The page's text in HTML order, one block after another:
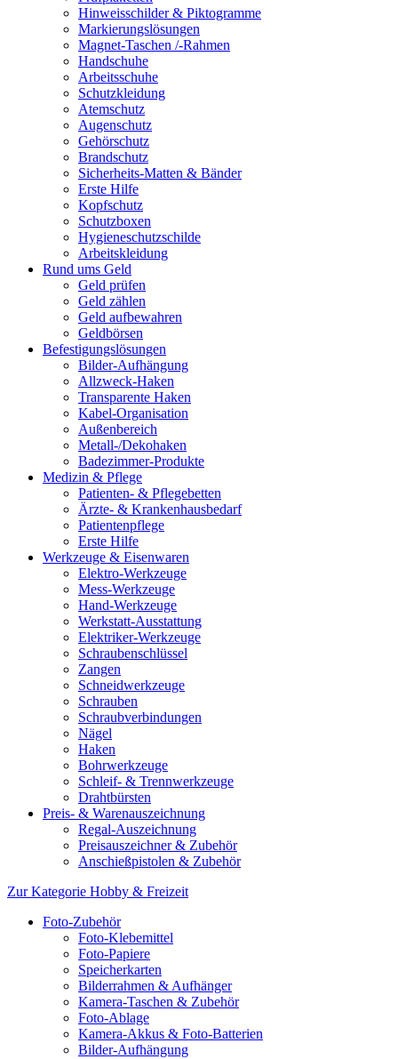
Hinweisschilder & Piktogramme
Markierungslösungen
Magnet-Taschen /-Rahmen
Handschuhe
Arbeitsschuhe
Schutzkleidung
Atemschutz
Augenschutz
Gehörschutz
Brandschutz
Sicherheits-Matten & Bänder
Erste Hilfe
Kopfschutz
Schutzboxen
Hygieneschutzschilde
Arbeitskleidung
Rund ums Geld
Geld prüfen
Geld zählen
Geld aufbewahren
Geldbörsen
Befestigungslösungen
Bilder-Aufhängung
Allzweck-Haken
Transparente Haken
Kabel-Organisation
Außenbereich
Metall-/Dekohaken
Badezimmer-Produkte
Medizin & Pflege
Patienten- & Pflegebetten
Ärzte- & Krankenhausbedarf
Patientenpflege
Erste Hilfe
Werkzeuge & Eisenwaren
Elektro-Werkzeuge
Mess-Werkzeuge
Hand-Werkzeuge
Werkstatt-Ausstattung
Elektriker-Werkzeuge
Schraubenschlüssel
Zangen
Schneidwerkzeuge
Schrauben
Schraubverbindungen
Nägel
Haken
Bohrwerkzeuge
Schleif- & Trennwerkzeuge
Drahtbürsten
Preis- & Warenauszeichnung
Regal-Auszeichnung
Preisauszeichner & Zubehör
Anschießpistolen & Zubehör
Zur Kategorie Hobby & Freizeit
Foto-Zubehör
Foto-Klebemittel
Foto-Papiere
Speicherkarten
Bilderrahmen & Aufhänger
Kamera-Taschen & Zubehör
Foto-Ablage
Kamera-Akkus & Foto-Batterien
Bilder-Aufhängung